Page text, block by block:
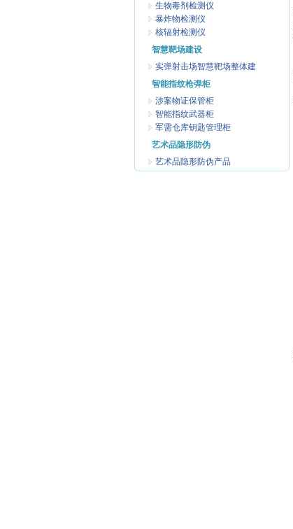
生物毒剂检测仪
暴炸物检测仪
核辐射检测仪
智慧靶场建设
实弹射击场智慧靶场整体建
智能指纹枪弹柜
涉案物证保管柜
智能指纹武器柜
军需仓库钥匙管理柜
艺术品隐形防伪
艺术品隐形防伪产品